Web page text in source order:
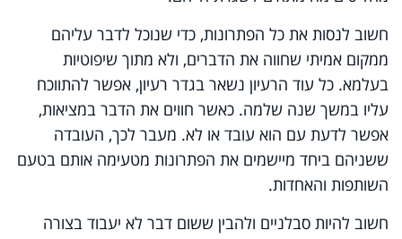
חשוב לנסות את כל הפתרונות, כדי שנוכל לדבר עליהם
ממקום אמיתי שחווה את הדברים, ולא מתוך שיפוטיות
בעלמא. כל עוד הרעיון נשאר בגדר רעיון, אפשר להתווכח
עליו במשך שנה שלמה. כאשר חווים את הדבר במציאות,
אפשר לדעת עם הוא עובד או לא. מעבר לכך, העובדה
ששניהם ביחד מיישמים את הפתרונות מטעימה אותם בטעם
השותפות והאחדות.
חשוב להיות סבלניים ולהבין ששום דבר לא יעבוד בצורה